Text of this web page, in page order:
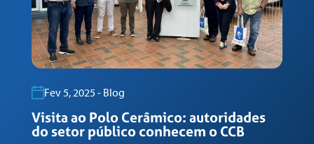
Fev 5, 2025 - Blog
Visita ao Polo Cerâmico: autoridades
do setor público conhecem o CCB